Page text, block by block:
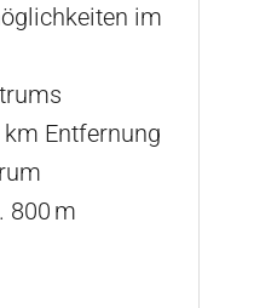
im
Entfernung
800 m